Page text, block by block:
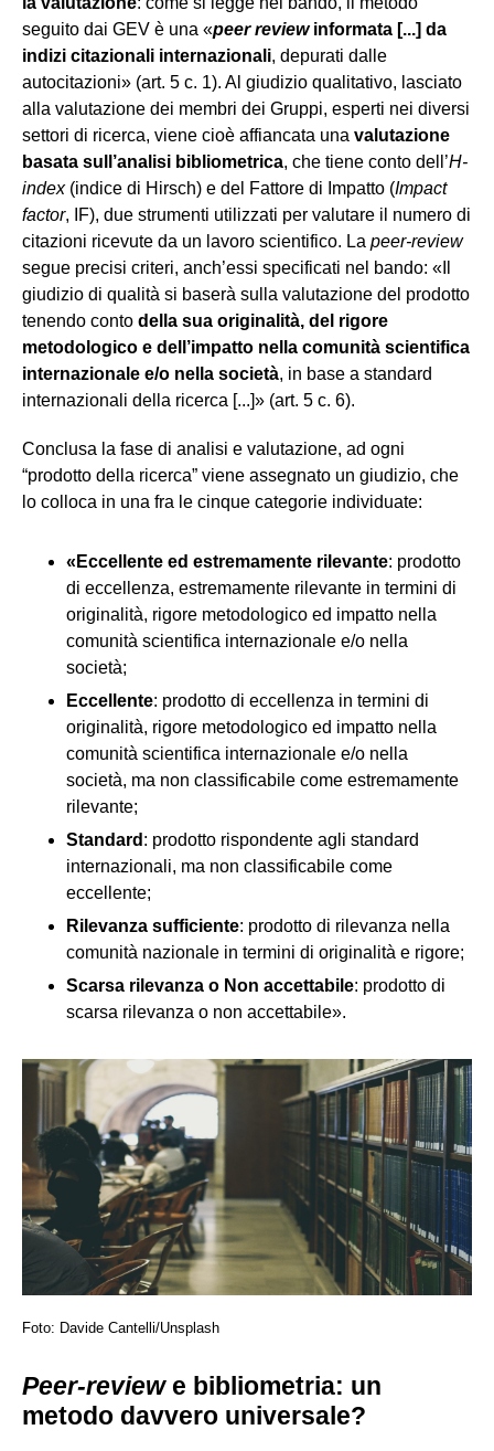
seguito dai GEV è una «peer reviewinformata [...] da
indizi citazionali internazionali, depurati dalle
autocitazioni» (art. 5 c. 1). Al giudizio qualitativo, lasciato
alla valutazione dei membri dei Gruppi, esperti nei diversi
settori di ricerca, viene cioè affiancata una valutazione
basata sull’analisi bibliometrica, che tiene conto dell’H-
index(indice di Hirsch) e del Fattore di Impatto (Impact
factor, IF), due strumenti utilizzati per valutare il numero di
citazioni ricevute da un lavoro scientifico. La peer-review
segue precisi criteri, anch’essi specificati nel bando: «Il
giudizio di qualità si baserà sulla valutazione del prodotto
tenendo conto della sua originalità, del rigore
metodologico e dell’impatto nella comunità scientifica
internazionale e/o nella società, in base a standard
internazionali della ricerca [...]» (art. 5 c. 6).
Conclusa la fase di analisi e valutazione, ad ogni
“prodotto della ricerca” viene assegnato un giudizio, che
lo colloca in una fra le cinque categorie individuate:
«Eccellente ed estremamente rilevante: prodotto
di eccellenza, estremamente rilevante in termini di
originalità, rigore metodologico ed impatto nella
comunità scientifica internazionale e/o nella
società;
Eccellente: prodotto di eccellenza in termini di
originalità, rigore metodologico ed impatto nella
comunità scientifica internazionale e/o nella
società, ma non classificabile come estremamente
rilevante;
Standard : prodotto rispondente agli standard
internazionali, ma non classificabile come
eccellente;
Rilevanza sufficiente: prodotto di rilevanza nella
comunità nazionale in termini di originalità e rigore;
Scarsa rilevanza o Non accettabile: prodotto di
scarsa rilevanza o non accettabile».
Foto: Davide Cantelli/Unsplash
Peer-reviewe bibliometria: un
metodo davvero universale?